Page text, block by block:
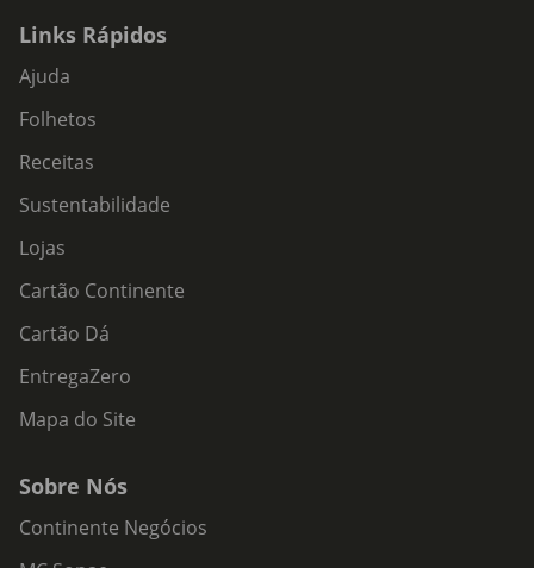
Links Rápidos
Ajuda
Folhetos
Receitas
Sustentabilidade
Lojas
Cartão Continente
Cartão Dá
EntregaZero
Mapa do Site
Sobre Nós
Continente Negócios